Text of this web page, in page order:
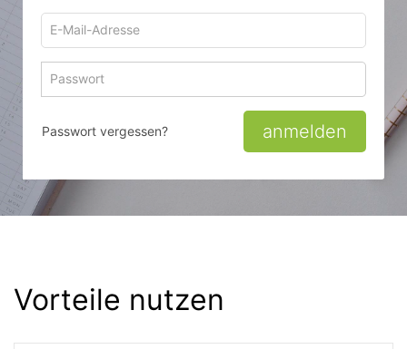
Adresse
zum
Anmelden
anmelden
Passwort vergessen?
Vorteile nutzen